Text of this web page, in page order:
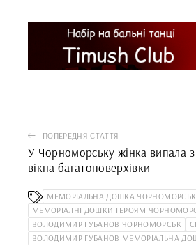
ПОПЕРЕДНЯ СТАТТЯ
У Чорноморську жінка випала з
вікна багатоповерхівки
МЕМОРІАЛЬНА ДОШКА ЧОРНОМОРСЬК
МЕМОРІАЛНІ ДОШКИ ГЕРОЯМ
ВОЛОДИМИР ГУБАНОВ ЧОРНОМОРСЬК
ВОЛОДИМИР ГУБАНОВ МЕМОРІАЛЬНА